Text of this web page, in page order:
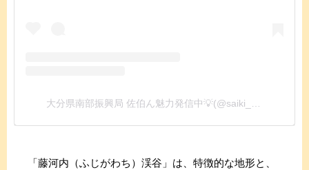
大分県南部振興局 佐伯ん魅力発信中💡(@saiki_news)がシェアした投稿
「藤河内（ふじがわち）渓谷」は、特徴的な地形と、